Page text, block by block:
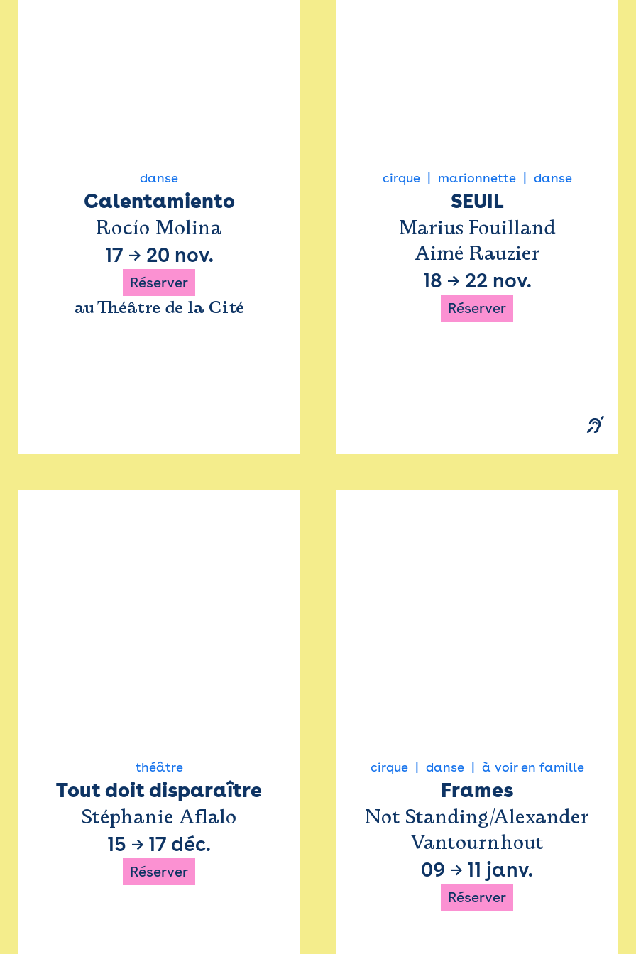
danse
Calentamiento
Rocío Molina
17 → 20 nov.
Réserver
au Théâtre de la Cité
cirque marionnette danse
SEUIL
Marius Fouilland
Aimé Rauzier
18 → 22 nov.
Réserver
théâtre
Tout doit disparaître
Stéphanie Aflalo
15 → 17 déc.
Réserver
cirque danse à voir en famille
Frames
Not Standing/Alexander
Vantournhout
09 → 11 janv.
Réserver